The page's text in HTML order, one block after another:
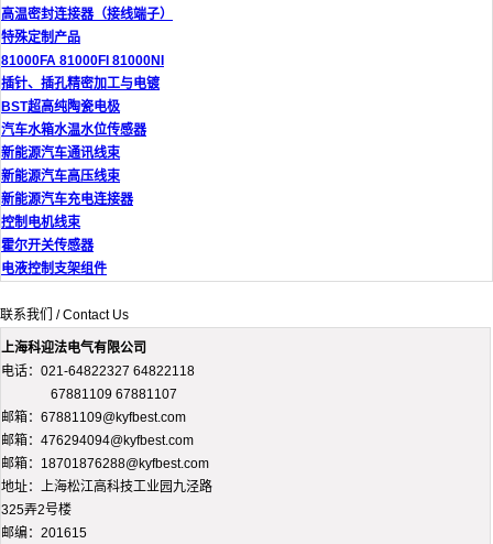
高温密封连接器（接线端子）
特殊定制产品
81000FA 81000FI 81000NI
插针、插孔精密加工与电镀
BST超高纯陶瓷电极
汽车水箱水温水位传感器
新能源汽车通讯线束
新能源汽车高压线束
新能源汽车充电连接器
控制电机线束
霍尔开关传感器
电液控制支架组件
联系我们 / Contact Us
上海科迎法电气有限公司
电话：021-64822327 64822118
67881109 67881107
邮箱：67881109@kyfbest.com
邮箱：476294094@kyfbest.com
邮箱：18701876288@kyfbest.com
地址：上海松江高科技工业园九泾路
325弄2号楼
邮编：201615